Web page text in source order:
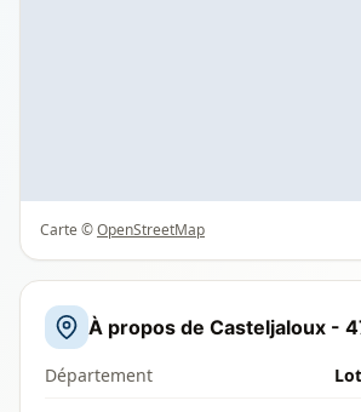
Carte ©OpenStreetMap
À propos de Casteljaloux -
Département